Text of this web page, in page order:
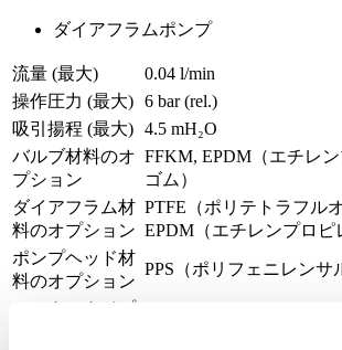
ダイアフラムポンプ
流量 (最大)
0.04 l/min
操作圧力 (最大) 6 bar (rel.)
吸引揚程 (最大) 4.5 mH₂O
バルブ材料のオ
プション
FFKM, EPDM（エチレ
ゴム）
ダイアフラム材
料のオプション
PTFE（ポリテトラフル
EPDM（エチレンプロピ
ポンプヘッド材
料のオプション
PPS（ポリフェニレンサ
モータータイプ